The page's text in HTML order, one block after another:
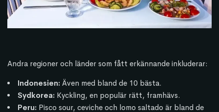
Andra regioner och länder som fått erkännande inkluderar:
Indonesien: Även med bland de 10 bästa.
Sydkorea: Kyckling, en populär rätt, framhävs.
Peru: Pisco sour, ceviche och lomo saltado är bland de